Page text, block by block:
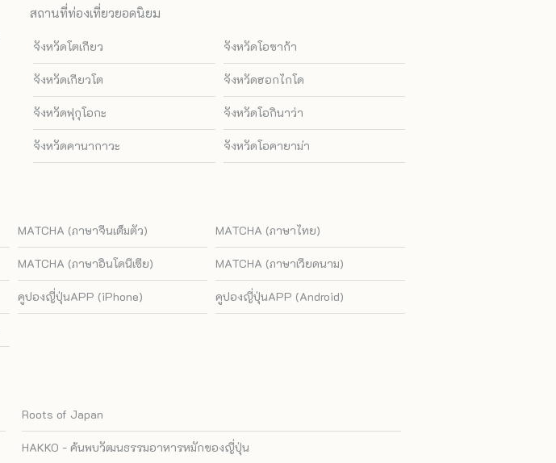
สถานที่ท่องเที่ยวยอดนิยม
จังหวัดโตเกียว จังหวัดโอซาก้า
จังหวัดเกียวโต จังหวัดฮอกไกโด
จังหวัดฟุกุโอกะ จังหวัดโอกินาว่า
จังหวัดคานากาวะ จังหวัดโอคายาม่า
MATCHA (ภาษาจีนเต็มตัว) MATCHA (ภาษาไทย)
MATCHA (ภาษาอินโดนีเซีย) MATCHA (ภาษาเวียดนาม)
คูปองญี่ปุ่นAPP (iPhone) คูปองญี่ปุ่นAPP (Android)
Roots of Japan
HAKKO - ค้นพบวัฒนธรรมอาหารหมักของญี่ปุ่น